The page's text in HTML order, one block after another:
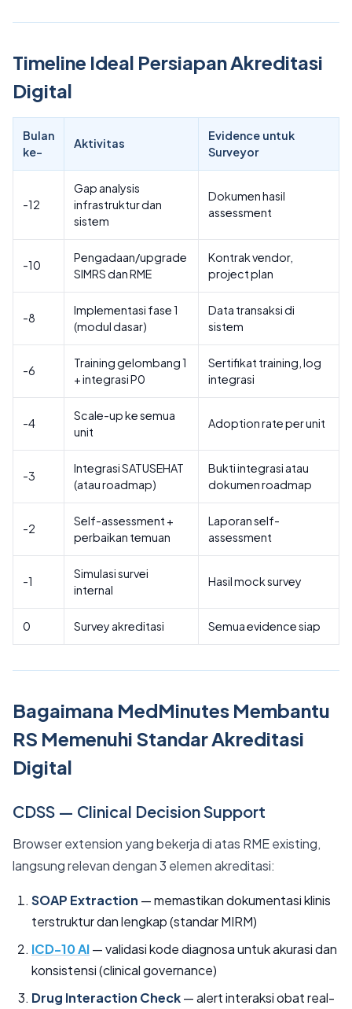
Timeline Ideal Persiapan Akreditasi
Digital
Bulan
ke-
Aktivitas
Evidence untuk
Surveyor
-12
Gap analysis
infrastruktur dan
sistem
Dokumen hasil
assessment
-10
Pengadaan/upgrade
SIMRS dan RME
Kontrak vendor,
project plan
-8
Implementasi fase 1
(modul dasar)
Data transaksi di
sistem
-6
Training gelombang 1
+ integrasi P0
Sertifikat training, log
integrasi
-4
Scale-up ke semua
unit
Adoption rate per unit
-3
Integrasi SATUSEHAT
(atau roadmap)
Bukti integrasi atau
dokumen roadmap
-2
Self-assessment +
perbaikan temuan
Laporan self-
assessment
-1
Simulasi survei
internal
Hasil mock survey
0 Survey akreditasi Semua evidence siap
Bagaimana MedMinutes Membantu
RS Memenuhi Standar Akreditasi
Digital
CDSS — Clinical Decision Support
Browser extension yang bekerja di atas RME existing,
langsung relevan dengan 3 elemen akreditasi:
SOAP Extraction — memastikan dokumentasi klinis
terstruktur dan lengkap (standar MIRM)
ICD-10 AI— validasi kode diagnosa untuk akurasi dan
konsistensi (clinical governance)
Drug Interaction Check— alert interaksi obat real-